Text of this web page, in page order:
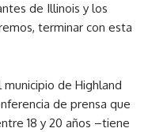
de Illinois y los
terminar con esta
de Highland
de prensa que
18 y 20 años –tiene